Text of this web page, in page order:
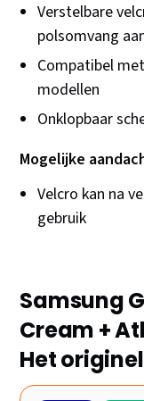
Verstelbare
polsomvang
Compatibel
modellen
Onklopbaar
Mogelijke
Velcro kan na
gebruik
Samsung
Cream +
Het